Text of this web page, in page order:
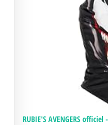
RUBIE'S AVENGERS